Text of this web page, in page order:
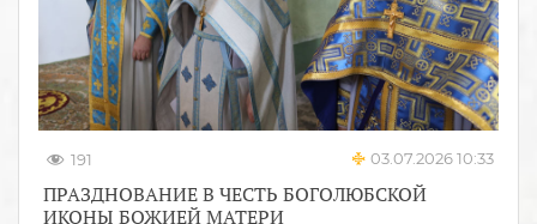
191 03.07.2026 10:33
ПРАЗДНОВАНИЕ В ЧЕСТЬ БОГОЛЮБСКОЙ
ИКОНЫ БОЖИЕЙ МАТЕРИ